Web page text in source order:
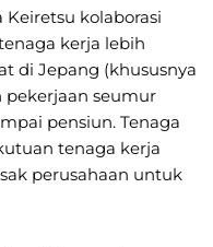
kolaborasi
kerja lebih
di Jepang (khususnya
seumur
pensiun. Tenaga
tenaga kerja
perusahaan untuk